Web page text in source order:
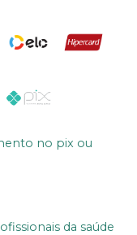
no pix ou
da saúde